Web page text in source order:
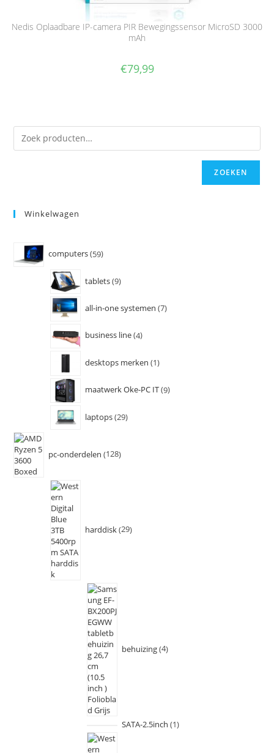
Nedis Oplaadbare IP-camera PIR Bewegingssensor MicroSD 3000
mAh
€79,99
ZOEKEN
Winkelwagen
computers 59
tablets 9
all-in-one systemen 7
business line 4
desktops merken 1
maatwerk Oke-PC IT 9
laptops 29
pc-onderdelen 128
harddisk 29
behuizing 4
SATA-2.5inch 1